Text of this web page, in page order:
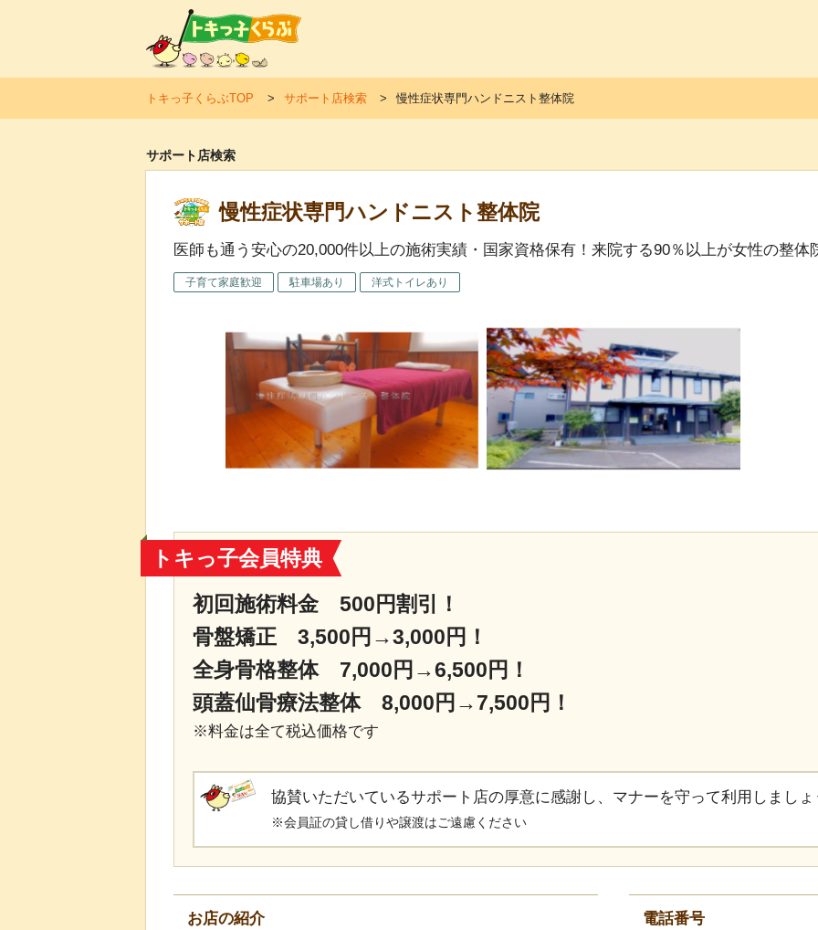
トキっ子くらぶTOP サポート店検索 慢性症状専門ハンドニスト整体院
サポート店検索
慢性症状専門ハンドニスト整体院
医師も通う安心の20,000件以上の施術実績・国家資格保有！来院する90％以上が女性の整体
子育て家庭歓迎 駐車場あり 洋式トイレあり
トキっ子会員特典
初回施術料金 500円割引！
骨盤矯正 3,500円→3,000円！
全身骨格整体 7,000円→6,500円！
頭蓋仙骨療法整体 8,000円→7,500円！
※料金は全て税込価格です
協賛いただいているサポート店の厚意に感謝し、マナーを守って利用しましょ
※会員証の貸し借りや譲渡はご遠慮ください
お店の紹介 電話番号